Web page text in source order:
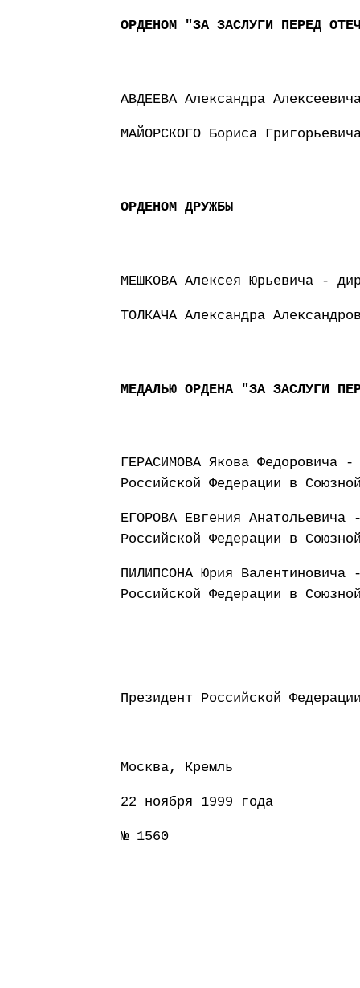
ОРДЕНОМ "ЗА ЗАСЛУГИ ПЕРЕД
АВДЕЕВА Александра
МАЙОРСКОГО Бориса
ОРДЕНОМ ДРУЖБЫ
МЕШКОВА Алексея Юрьевича -
ТОЛКАЧА Александра
МЕДАЛЬЮ ОРДЕНА "ЗА ЗАСЛУГИ
ГЕРАСИМОВА Якова Федоровича -
Российской Федерации в
ЕГОРОВА Евгения Анатольевича
Российской Федерации в
ПИЛИПСОНА Юрия Валентиновича
Российской Федерации в
Президент
Москва, Кремль
22 ноября 1999 года
№ 1560